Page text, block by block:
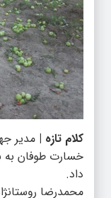
کلام تازه | مدیر
خسارت طوفان به
داد.
محمدرضا